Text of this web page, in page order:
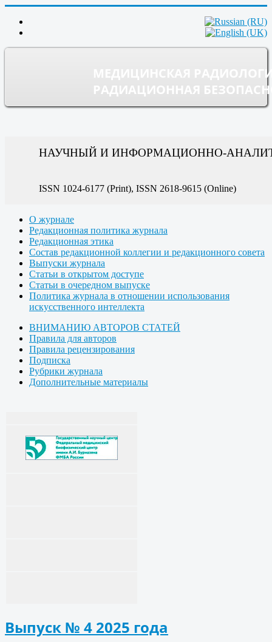
МЕДИЦИНСКАЯ
РАДИАЦИОННАЯ
НАУЧНЫЙ И ИНФОРМАЦИОННО-
ISSN 1024-6177 (Print), ISSN 2618-9615 (Online)
О журнале
Редакционная политика журнала
Редакционная этика
Состав редакционной коллегии и редакционного совета
Выпуски журнала
Статьи в открытом доступе
Статьи в очередном выпуске
Политика журнала в отношении использования
искусственного интеллекта
ВНИМАНИЮ АВТОРОВ СТАТЕЙ
Правила для авторов
Правила рецензирования
Подписка
Рубрики журнала
Дополнительные материалы
Выпуск № 4 2025 года